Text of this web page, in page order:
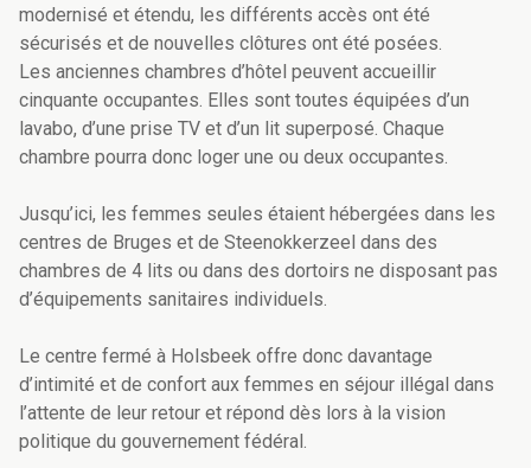
modernisé et étendu, les différents accès ont été
sécurisés et de nouvelles clôtures ont été posées.
Les anciennes chambres d’hôtel peuvent accueillir
cinquante occupantes. Elles sont toutes équipées d’un
lavabo, d’une prise TV et d’un lit superposé. Chaque
chambre pourra donc loger une ou deux occupantes.
Jusqu’ici, les femmes seules étaient hébergées dans les
centres de Bruges et de Steenokkerzeel dans des
chambres de 4 lits ou dans des dortoirs ne disposant pas
d’équipements sanitaires individuels.
Le centre fermé à Holsbeek offre donc davantage
d’intimité et de confort aux femmes en séjour illégal dans
l’attente de leur retour et répond dès lors à la vision
politique du gouvernement fédéral.